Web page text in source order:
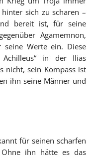
sich zu scharen –
bereit ist, für seine
Agamemnon,
Werte ein. Diese
in der Ilias
nicht, sein Kompass ist
ihn seine Männer und
für seinen scharfen
ihn hätte es das